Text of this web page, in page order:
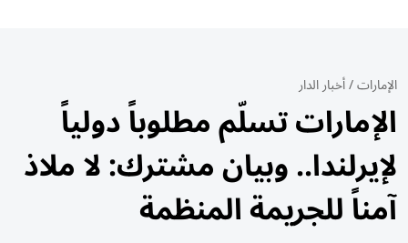
الإمارات/أخبار الدار
الإمارات تسلّم مطلوباً دولياً
لإيرلندا.. وبيان مشترك: لا ملاذ
آمناً للجريمة المنظمة